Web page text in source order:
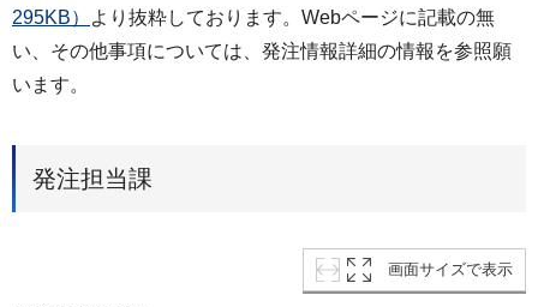
295KB）
より抜粋しております。Webページに記載の無
い、その他事項については、発注情報詳細の情報を参照願
います。
発注担当課
画面サイズで表示